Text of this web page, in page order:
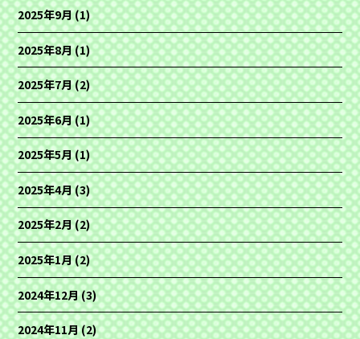
2025年9月(1)
2025年8月(1)
2025年7月(2)
2025年6月(1)
2025年5月(1)
2025年4月(3)
2025年2月(2)
2025年1月(2)
2024年12月(3)
2024年11月(2)